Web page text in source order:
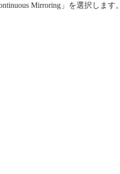
Mirroring」を選択します。